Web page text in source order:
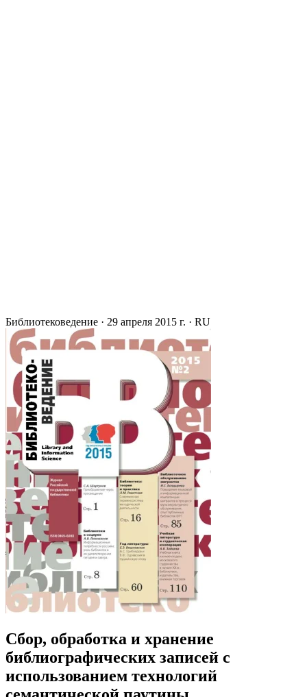
Библиотековедение · 29 апреля 2015 г. · RU
Сбор, обработка и хранение
библиографических записей с
использованием технологий